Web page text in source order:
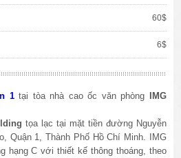
60$
6$
1tại tòa nhà cao ốc văn phòng IMG
tọa lạc tại mặt tiền đường Nguyễn
Quận 1, Thành Phố Hồ Chí Minh. IMG
hạng C với thiết kế thông thoáng, theo